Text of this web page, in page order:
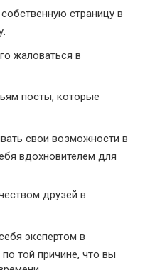
страницу в
жаловаться в
посты, которые
свои возможности в
вдохновителем для
друзей в
экспертом в
той причине, что вы